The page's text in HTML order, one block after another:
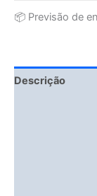
📦 Previsão de
Descrição